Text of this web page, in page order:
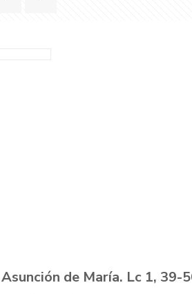
de María. Lc 1, 39-